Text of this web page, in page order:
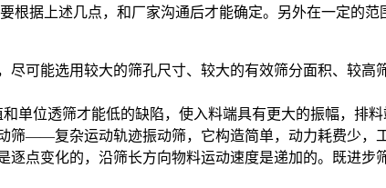
根据上述几点，和厂家沟通后才能确定。另外在一定的
可能选用较大的筛孔尺寸、较大的有效筛分面积、较
单位透筛才能低的缺陷，使入料端具有更大的振幅，排
筛——复杂运动轨迹振动筛，它构造简单，动力耗费少，
点变化的，沿筛长方向物料运动速度是递加的。既进步